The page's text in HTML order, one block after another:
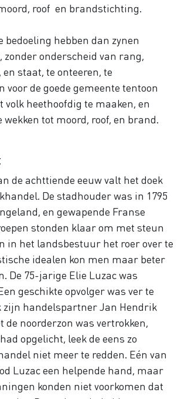
roof en brandstichting.
bedoeling hebben dan zynen
zonder onderscheid van rang,
staat, te onteeren, te
voor de goede gemeente tentoon
volk heethoofdig te maaken, en
wekken tot moord, roof, en brand.
de achttiende eeuw valt het doek
De stadhouder was in 1795
en gewapende Franse
stonden klaar om met steun
in het landsbestuur het roer over te
idealen kon men maar beter
De 75-jarige Elie Luzac was
geschikte opvolger was ver te
zijn handelspartner Jan Hendrik
noorderzon was vertrokken,
opgelicht, leek de eens zo
niet meer te redden. Eén van
Luzac een helpende hand, maar
konden niet voorkomen dat